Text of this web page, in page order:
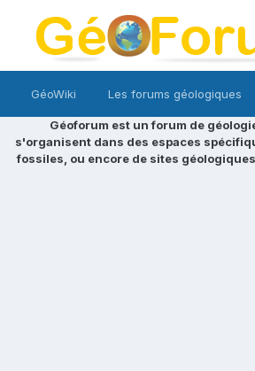
GéoWiki Les forums géologiques
Géoforum est un forum de
s'organisent dans des espaces
fossiles, ou encore de sites